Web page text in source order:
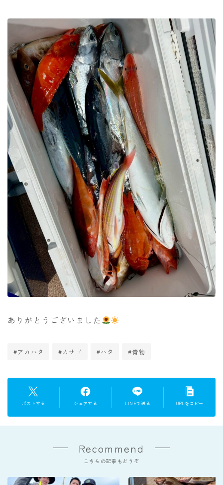
ありがとうございました
#アカハタ #カサゴ #ハタ #青物
ポストする シェアする LINEで送る URLをコピー
Recommend
こちらの記事もどうぞ